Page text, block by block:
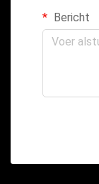
Bericht